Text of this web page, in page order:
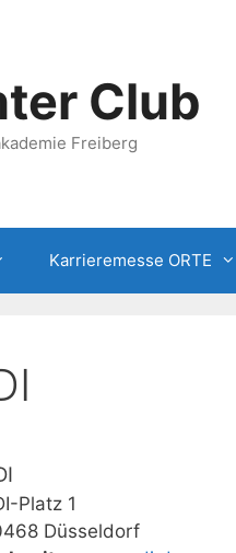
Club
Freiberg
Karrieremesse ORTE
Platz 1
Düsseldorf